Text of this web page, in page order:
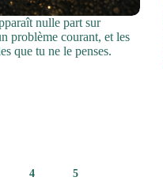
nulle part sur
problème courant, et les
que tu ne le penses.
4 5